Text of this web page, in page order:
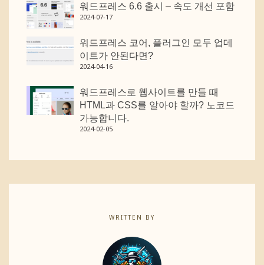
워드프레스 6.6 출시 – 속도 개선 포함
2024-07-17
워드프레스 코어, 플러그인 모두 업데
이트가 안된다면?
2024-04-16
워드프레스로 웹사이트를 만들 때
HTML과 CSS를 알아야 할까? 노코드
가능합니다.
2024-02-05
WRITTEN BY